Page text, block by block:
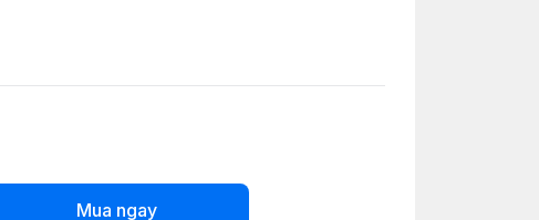
Mua ngay